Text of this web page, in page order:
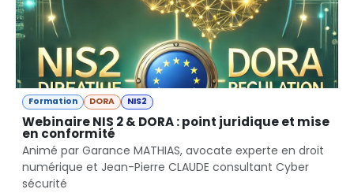
Formation DORA NIS2
Webinaire NIS 2 & DORA : point juridique et mise
en conformité
Animé par Garance MATHIAS, avocate experte en droit
numérique et Jean-Pierre CLAUDE consultant Cyber
sécurité